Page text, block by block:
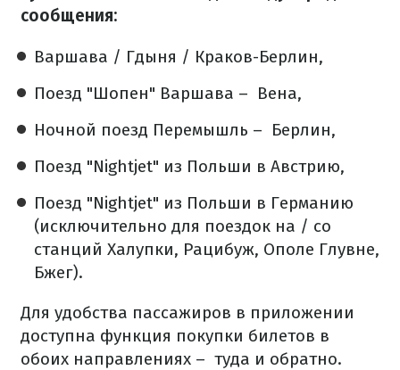
сообщения:
Варшава / Гдыня / Краков-Берлин,
Поезд "Шопен" Варшава – Вена,
Ночной поезд Перемышль – Берлин,
Поезд "Nightjet" из Польши в Австрию,
Поезд "Nightjet" из Польши в Германию
(исключительно для поездок на / со
станций Халупки, Рацибуж, Ополе Глувне,
Бжег).
Для удобства пассажиров в приложении
доступна функция покупки билетов в
обоих направлениях – туда и обратно.